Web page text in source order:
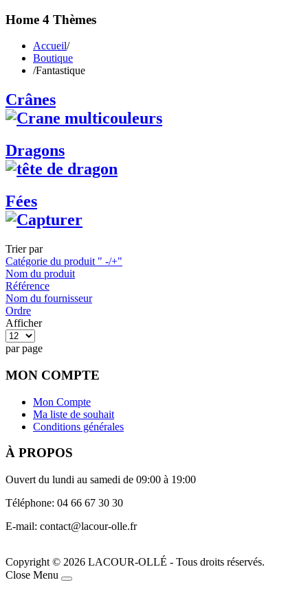
Home 4 Thèmes
Accueil/
Boutique
/Fantastique
Crânes
Dragons
Fées
Trier par
Catégorie du produit " -/+"
Nom du produit
Référence
Nom du fournisseur
Ordre
Afficher
par page
MON COMPTE
Mon Compte
Ma liste de souhait
Conditions générales
À PROPOS
Ouvert du lundi au samedi de 09:00 à 19:00
Téléphone: 04 66 67 30 30
E-mail: contact@lacour-olle.fr
Copyright © 2026 LACOUR-OLLÉ - Tous droits réservés.
Joomla! 3 Templates
Close Menu